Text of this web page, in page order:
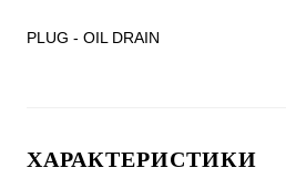
PLUG - OIL DRAIN
ХАРАКТЕРИСТИКИ